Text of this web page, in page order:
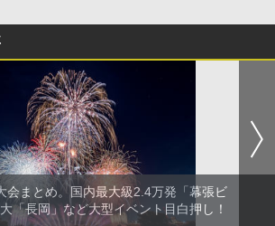
会まとめ。国内最大級2.4万発「幕張ビ
「長岡」など大型イベント目白押し！